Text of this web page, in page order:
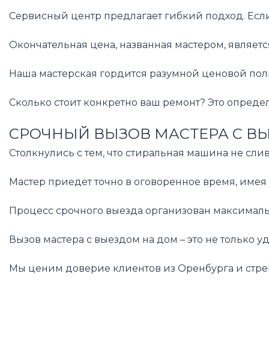
Сервисный центр предлагает гибкий подход.
Окончательная цена, названная мастером,
Наша мастерская гордится разумной ценовой
Сколько стоит конкретно ваш ремонт? Это
СРОЧНЫЙ ВЫЗОВ МАСТЕРА С
Столкнулись с тем, что стиральная машина не
Мастер приедет точно в оговоренное время,
Процесс срочного выезда организован
Вызов мастера с выездом на дом – это не только
Мы ценим доверие клиентов из Оренбурга и